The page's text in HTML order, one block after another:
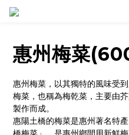
惠州梅菜
惠州梅菜，以其獨特的風味受到
梅菜，也稱為梅乾菜，主要由
製作而成。
惠陽土橋的梅菜是惠州著名特